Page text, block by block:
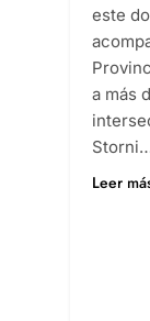
este
a más
Leer